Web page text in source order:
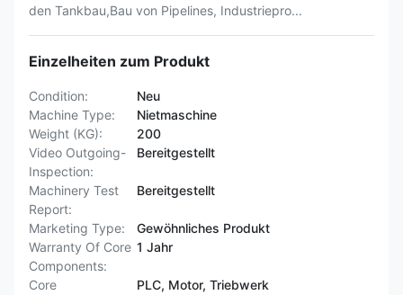
den Tankbau,Bau von Pipelines, Industriepro...
Einzelheiten zum Produkt
Condition:
Neu
Machine Type:
Nietmaschine
Weight (KG):
200
Video Outgoing-
Inspection:
Bereitgestellt
Machinery Test
Report:
Bereitgestellt
Marketing Type:
Gewöhnliches Produkt
Warranty Of Core
Components:
1 Jahr
Core
PLC, Motor, Triebwerk